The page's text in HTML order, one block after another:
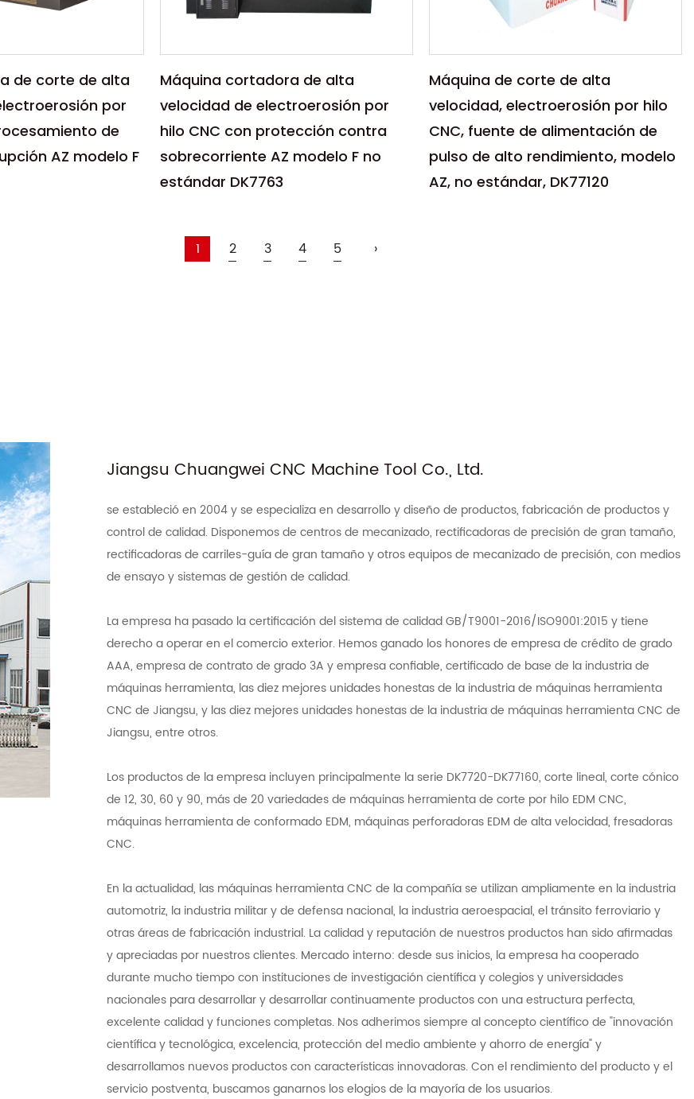
de corte de alta
por
de
AZ modelo F
Parámetros:
de alta velocidad por
electroerosión por hilo CNC con
Máquina cortadora de alta
velocidad de electroerosión por
hilo CNC con protección contra
sobrecorriente AZ modelo F no
estándar DK7763
Parámetros:
Máquina de corte de alta
velocidad, electroerosión por hilo
CNC, fuente de alimentación de
pulso de alto rendimiento, modelo
AZ, no estándar, DK77120
1 2 3 4 5 ›
Jiangsu Chuangwei CNC Machine Tool Co., Ltd.
se estableció en 2004 y se especializa en desarrollo y diseño de productos, fabricación de productos y
control de calidad. Disponemos de centros de mecanizado, rectificadoras de precisión de gran tamaño,
rectificadoras de carriles-guía de gran tamaño y otros equipos de mecanizado de precisión, con medios
de ensayo y sistemas de gestión de calidad.
La empresa ha pasado la certificación del sistema de calidad GB/T9001-2016/ISO9001:2015 y tiene
derecho a operar en el comercio exterior. Hemos ganado los honores de empresa de crédito de grado
AAA, empresa de contrato de grado 3A y empresa confiable, certificado de base de la industria de
máquinas herramienta, las diez mejores unidades honestas de la industria de máquinas herramienta
CNC de Jiangsu, y las diez mejores unidades honestas de la industria de máquinas herramienta CNC de
Jiangsu, entre otros.
Los productos de la empresa incluyen principalmente la serie DK7720-DK77160, corte lineal, corte cónico
de 12, 30, 60 y 90, más de 20 variedades de máquinas herramienta de corte por hilo EDM CNC,
máquinas herramienta de conformado EDM, máquinas perforadoras EDM de alta velocidad, fresadoras
CNC.
En la actualidad, las máquinas herramienta CNC de la compañía se utilizan ampliamente en la industria
automotriz, la industria militar y de defensa nacional, la industria aeroespacial, el tránsito ferroviario y
otras áreas de fabricación industrial. La calidad y reputación de nuestros productos han sido afirmadas
y apreciadas por nuestros clientes. Mercado interno: desde sus inicios, la empresa ha cooperado
durante mucho tiempo con instituciones de investigación científica y colegios y universidades
nacionales para desarrollar y desarrollar continuamente productos con una estructura perfecta,
excelente calidad y funciones completas. Nos adherimos siempre al concepto científico de "innovación
científica y tecnológica, excelencia, protección del medio ambiente y ahorro de energía" y
desarrollamos nuevos productos con características innovadoras. Con el rendimiento del producto y el
servicio postventa, buscamos ganarnos los elogios de la mayoría de los usuarios.